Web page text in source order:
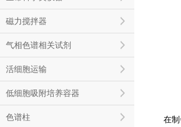
磁力搅拌器
气相色谱相关试剂
活细胞运输
低细胞吸附培养容器
色谱柱
在